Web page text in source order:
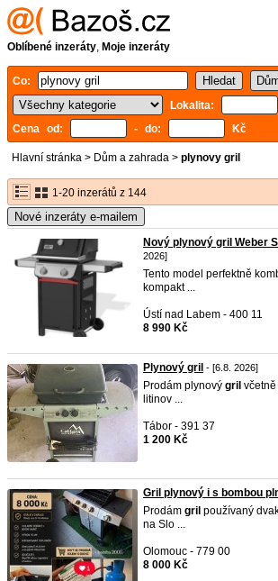
Oblíbené inzeráty, Moje inzeráty
Co:
Lokalita:
Cena od:
- do: Kč
Hlavní stránka > Dům a zahrada > plynovy gril
1-20 inzerátů z 144
Nové inzeráty e-mailem
Nový plynový gril Weber
2026]
Tento model perfektně
kompakt ...
Ústí nad Labem - 400 11
8 990 Kč
Plynový gril - [6.8. 2026]
Prodám plynový gril
litinov ...
Tábor - 391 37
1 200 Kč
Gril plynový i s bombou
Prodám gril používaný
na Slo ...
Olomouc - 779 00
8 000 Kč